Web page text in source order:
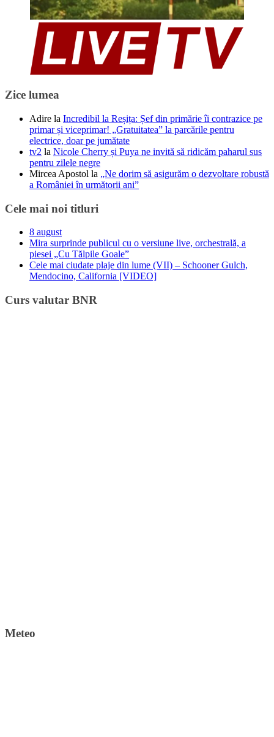
Zice lumea
Adire la Incredibil la Reșița: Șef din primărie îi contrazice pe
primar și viceprimar! „Gratuitatea” la parcările pentru
electrice, doar pe jumătate
tv2 la Nicole Cherry și Puya ne invită să ridicăm paharul sus
pentru zilele negre
Mircea Apostol la „Ne dorim să asigurăm o dezvoltare robustă
a României în următorii ani”
Cele mai noi titluri
8 august
Mira surprinde publicul cu o versiune live, orchestrală, a
piesei „Cu Tălpile Goale”
Cele mai ciudate plaje din lume (VII) – Schooner Gulch,
Mendocino, California [VIDEO]
Curs valutar BNR
Meteo